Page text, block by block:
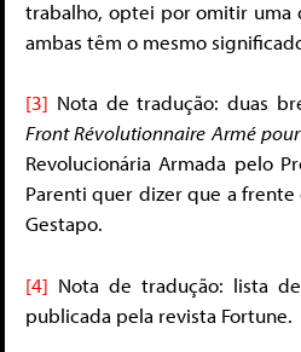
trabalho, optei por omitir uma
ambas têm o mesmo
[3] Nota de tradução: duas
Front Révolutionnaire Armé
Revolucionária Armada pelo
Parenti quer dizer que a frente
Gestapo.
[4] Nota de tradução: lista
publicada pela revista Fortune.